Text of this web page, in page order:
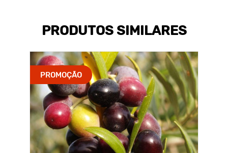
PRODUTOS SIMILARES
PROMOÇÃO